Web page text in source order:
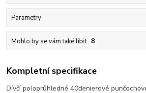
Parametry
Mohlo by se vám také líbit 8
Kompletní specifikace
Dívčí poloprůhledné 40denierové